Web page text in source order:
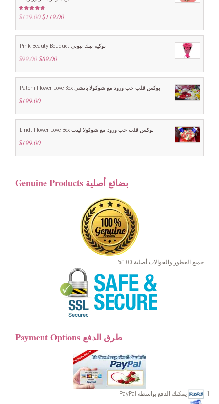
Rated 5.00
out of 5
$129.00 Original
was:
$119.00Current
is:
Pink Beauty Bouquet بوكيه بينك بيوتي
$99.00 Original
was:
$89.00Current
is:
Patchi Flower Love Box بوكس قلب حب ورود مع شوكولا باتشي
$199.00
Lindt Flower Love Box بوكس قلب حب ورود مع شوكولا لينت
$199.00
Genuine Products بضائع أصلية
جميع العطور والجوالات أصلية 100%
Payment Options طرق الدفع
يمكنك الدفع بواسطة PayPal